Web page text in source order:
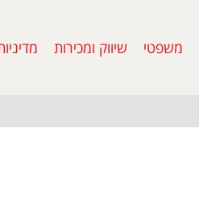
משפטי שיווק ומכירות